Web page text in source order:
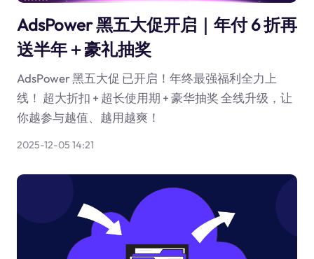
AdsPower 黑五大促开启｜年付 6 折再
送半年＋豪礼抽奖
AdsPower 黑五大促 已开启！年终最强福利全力上
线！ 超大折扣 + 超长使用期 + 豪华抽奖 全线升级，让
你越参与越值、越用越爽！
2025-12-05 14:21